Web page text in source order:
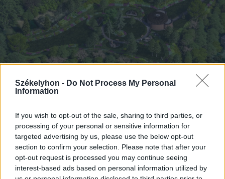
Székelyhon - Do Not Process My Personal
Information
If you wish to opt-out of the sale, sharing to third parties, or
processing of your personal or sensitive information for
targeted advertising by us, please use the below opt-out
section to confirm your selection. Please note that after your
opt-out request is processed you may continue seeing
interest-based ads based on personal information utilized by
Tematikus medvepark készül
Szovátán